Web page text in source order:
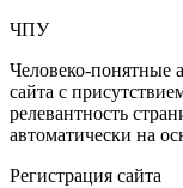
ЧПУ
Человеко-понятные
сайта с
релевантность
автоматически на
Регистрация сайта